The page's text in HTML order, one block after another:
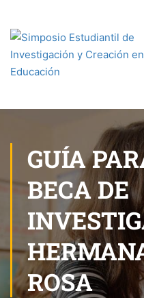
GUÍA
BECA DE
ROSA